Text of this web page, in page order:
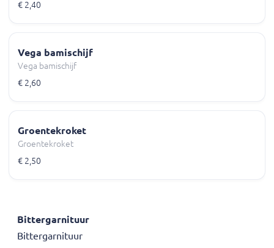
€ 2,40
Vega bamischijf
Vega bamischijf
€ 2,60
Groentekroket
Groentekroket
€ 2,50
Bittergarnituur
Bittergarnituur